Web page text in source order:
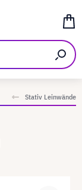
Stativ Leinwände